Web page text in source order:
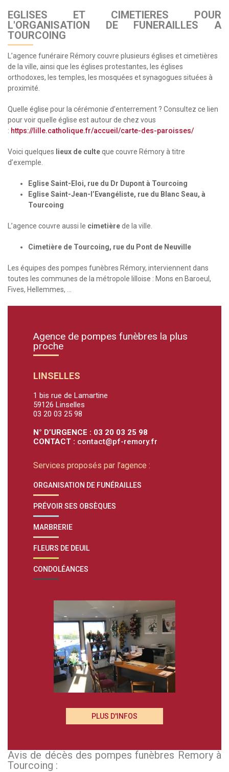
EGLISES ET CIMETIERES POUR
L'ORGANISATION DE FUNERAILLES A
TOURCOING
L’agence funéraire Rémory couvre plusieurs églises et cimetières
de la ville, ainsi que les églises protestantes, les églises
orthodoxes, les temples, les mosquées et synagogues situées à
proximité.
Quelle église pour la cérémonie d’enterrement ? Consultez ce lien
pour voir quelle église est autour de chez vous
: https://lille.catholique.fr/accueil/carte-des-paroisses/
Voici quelques lieux de culteque couvre Rémory à titre
d’exemple.
Eglise Saint-Eloi, rue du Dr Dupont à Tourcoing
Eglise Saint-Jean-l’Evangéliste, rue du Blanc Seau, à
Tourcoing
L’agence couvre aussi le cimetièrede la ville.
Cimetière de Tourcoing, rue du Pont de Neuville
Les équipes des pompes funèbres Rémory, interviennent dans
toutes les communes de la métropole lilloise : Mons en Baroeul,
Fives, Hellemmes, …
Agence de pompes funèbres la plus
proche
LINSELLES
1 bis rue de Lamartine
59126 Linselles
03 20 03 25 98
N° D’URGENCE : 03 20 03 25 98
CONTACT : contact@pf-remory.fr
Services proposés par l’agence :
ORGANISATION DE FUNÉRAILLES
PRÉVOIR SES OBSÈQUES
MARBRERIE
FLEURS DE DEUIL
CONDOLÉANCES
PLUS D'INFOS
Avis de décès des pompes funèbres Remory à
Tourcoing :